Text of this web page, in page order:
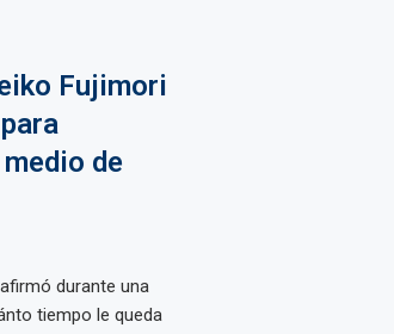
Fujimori
de
durante una
tiempo le queda